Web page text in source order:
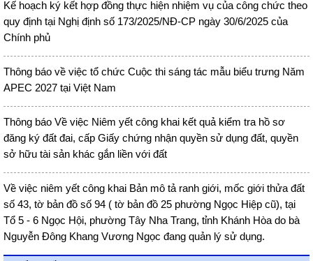
Kế hoạch ký kết hợp đồng thực hiện nhiệm vụ của công chức theo
quy định tại Nghị định số 173/2025/NĐ-CP ngày 30/6/2025 của
Chính phủ
Thông báo về việc tổ chức Cuộc thi sáng tác mẫu biểu trưng Năm
APEC 2027 tại Việt Nam
Thông báo Về việc Niêm yết công khai kết quả kiểm tra hồ sơ
đăng ký đất đai, cấp Giấy chứng nhận quyền sử dụng đất, quyền
sở hữu tài sản khác gắn liền với đất
Về việc niêm yết công khai Bản mô tả ranh giới, mốc giới thửa đất
số 43, tờ bản đồ số 94 ( tờ bản đồ 25 phường Ngọc Hiệp cũ), tại
Tổ 5 - 6 Ngọc Hội, phường Tây Nha Trang, tỉnh Khánh Hòa do bà
Nguyễn Đông Khang Vương Ngọc đang quản lý sử dụng.